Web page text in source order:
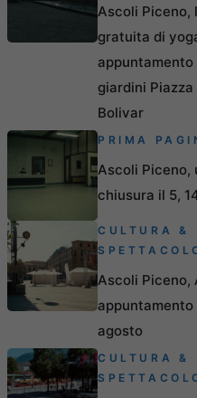
Ascoli Piceno,
gratuita di
appuntamento
giardini Piazza
Bolivar
PRIMA
Ascoli
chiusura il 5,
CULTURA &
Ascoli Piceno,
appuntamento
agosto
CULTURA &